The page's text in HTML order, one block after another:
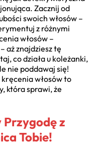
Zacznij od
swoich włosów –
z różnymi
włosów –
aż znajdziesz tę
co działa u koleżanki,
nie poddawaj się!
włosów to
która sprawi, że
z
Tobie!